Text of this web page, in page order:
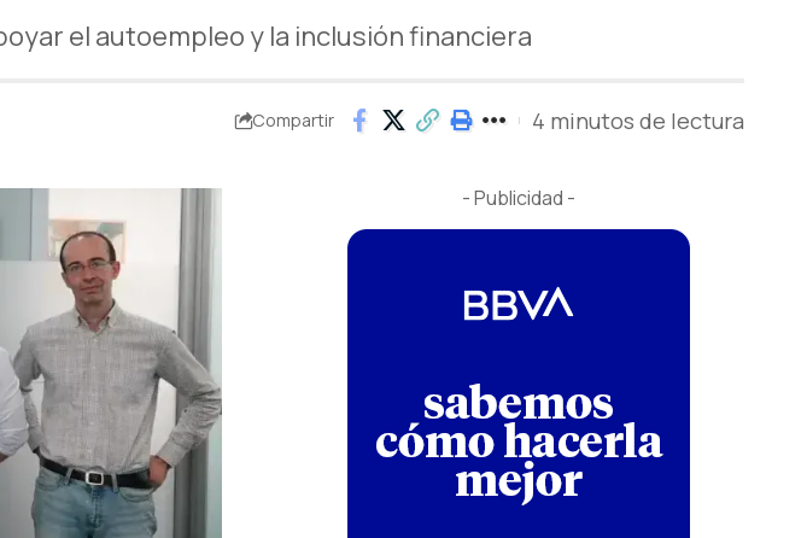
el autoempleo y la inclusión financiera
Compartir 4 minutos de lectura
- Publicidad -